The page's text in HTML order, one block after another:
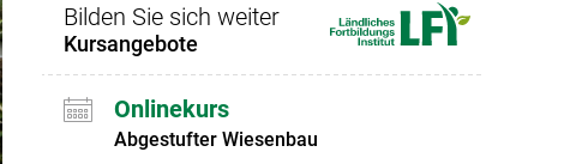
Bilden Sie sich weiter
Kursangebote
Onlinekurs
Abgestufter Wiesenbau